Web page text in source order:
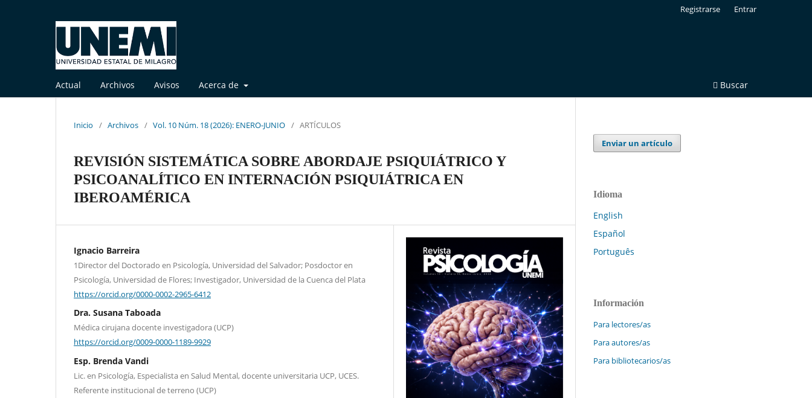
Actual Archivos Avisos Acerca de Buscar
Registrarse Entrar
Inicio / Archivos / Vol. 10 Núm. 18 (2026): ENERO-JUNIO / ARTÍCULOS
REVISIÓN SISTEMÁTICA SOBRE ABORDAJE PSIQUIÁTRICO Y
PSICOANALÍTICO EN INTERNACIÓN PSIQUIÁTRICA EN
IBEROAMÉRICA
Ignacio Barreira
1Director del Doctorado en Psicología, Universidad del Salvador; Posdoctor en
Psicología, Universidad de Flores; Investigador, Universidad de la Cuenca del Plata
https://orcid.org/0000-0002-2965-6412
Dra. Susana Taboada
Médica cirujana docente investigadora (UCP)
https://orcid.org/0009-0000-1189-9929
Esp. Brenda Vandi
Lic. en Psicología, Especialista en Salud Mental, docente universitaria UCP, UCES.
Referente institucional de terreno (UCP)
Enviar un artículo
Idioma
English
Español
Português
Información
Para lectores/as
Para autores/as
Para bibliotecarios/as